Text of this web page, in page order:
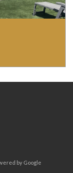
by Google